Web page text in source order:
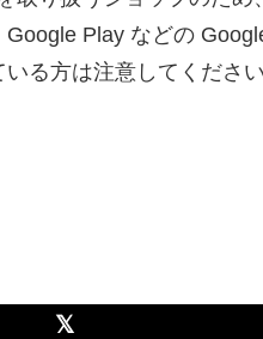
Play などの
る方は注意してください
𝕏